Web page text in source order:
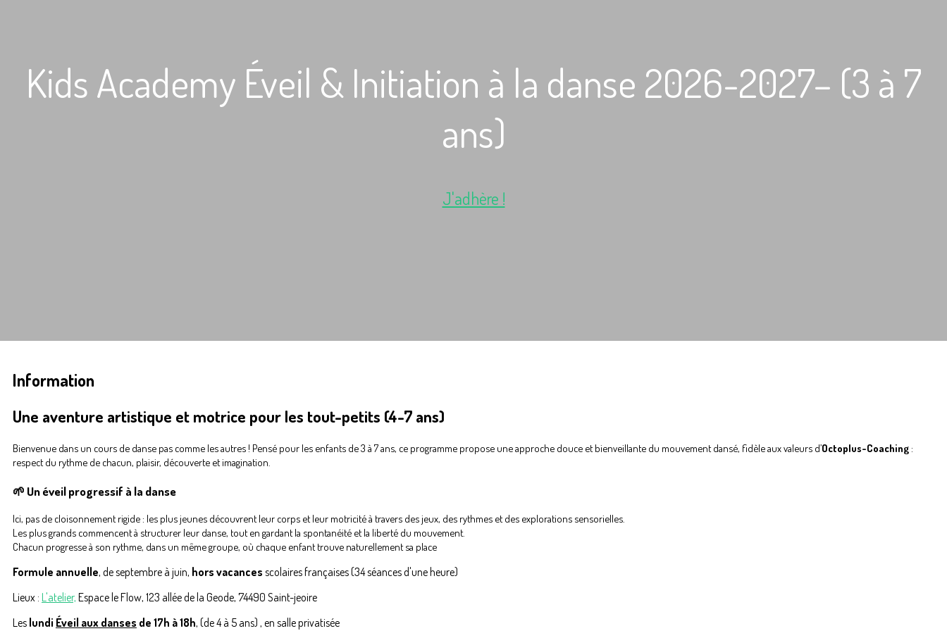
Kids Academy Éveil & Initiation à la danse 2026-2027– (3 à 7
ans)
J'adhère !
Information
Une aventure artistique et motrice pour les tout-petits (4-7 ans)
Bienvenue dans un cours de danse pas comme les autres ! Pensé pour les enfants de 3 à 7 ans, ce programme propose une approche douce et bienveillante du mouvement dansé, fidèle aux valeurs d’Octoplus-Coaching :
respect du rythme de chacun, plaisir, découverte et imagination.
🌱 Un éveil progressif à la danse
Ici, pas de cloisonnement rigide : les plus jeunes découvrent leur corps et leur motricité à travers des jeux, des rythmes et des explorations sensorielles.
Les plus grands commencent à structurer leur danse, tout en gardant la spontanéité et la liberté du mouvement.
Chacun progresse à son rythme, dans un même groupe, où chaque enfant trouve naturellement sa place
Formule annuelle, de septembre à juin, hors vacances scolaires françaises (34 séances d'une heure)
Lieux : L'atelier, Espace le Flow, 123 allée de la Geode, 74490 Saint-jeoire
Les lundi Éveil aux danses de 17h à 18h, (de 4 à 5 ans) , en salle privatisée